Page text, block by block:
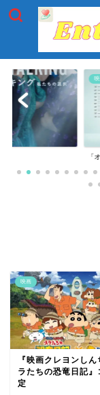
映画
「オ
映画
『映画クレヨンし
ラたちの恐竜日記』
定